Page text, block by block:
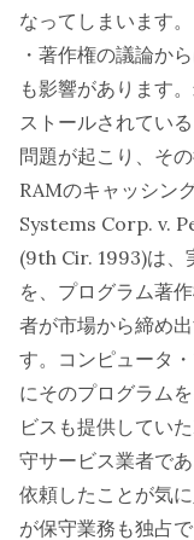
なってしまいます。
・著作権の議論か
も影響があります
ストールされてい
問題が起こり、そ
RAMのキャッシン
Systems Corp. v.
(9th Cir. 1993)は、
を、プログラム著
者が市場から締め
す。コンピュータ
にそのプログラム
ビスも提供してい
守サービス業者で
依頼したことが気
が保守業務も独占